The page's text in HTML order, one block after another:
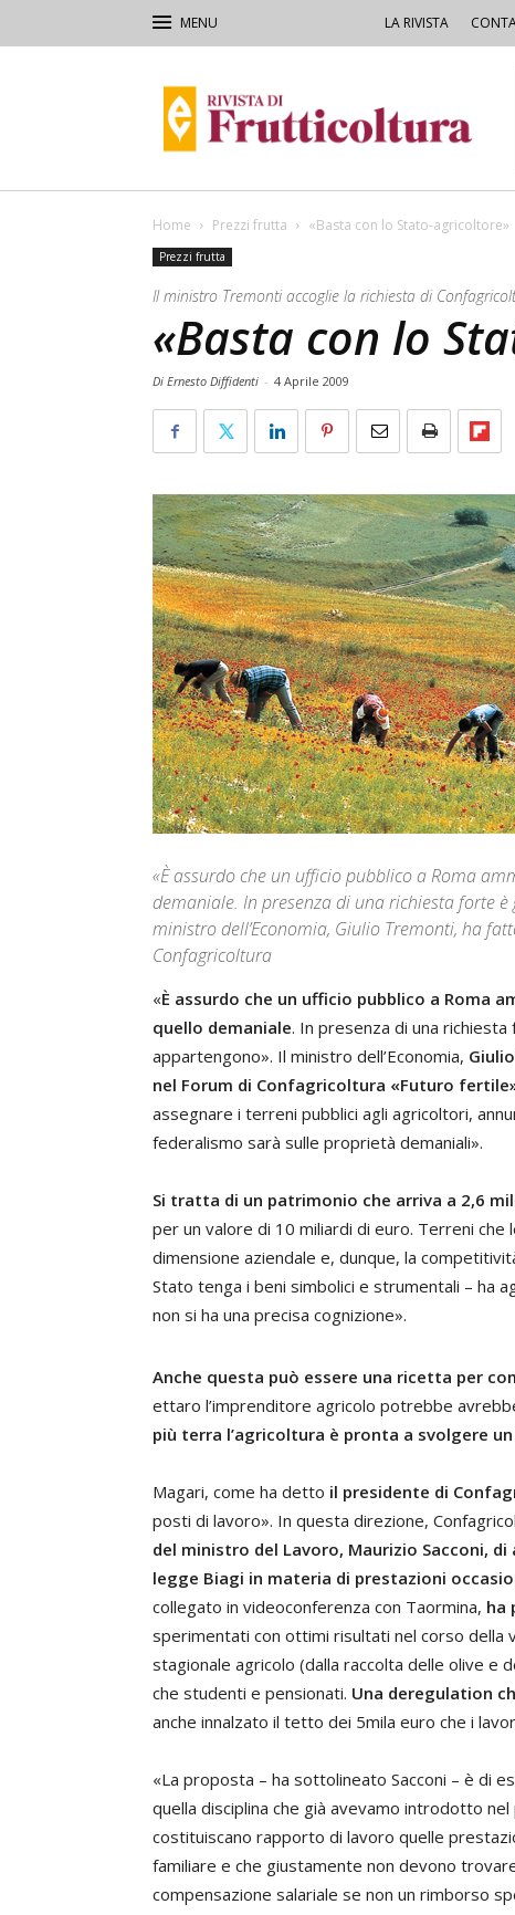
LA RIVISTA
di
Frutticoltura
Home Prezzi frutta «Basta con lo Stato-agricoltore»
Prezzi frutta
Il ministro Tremonti accoglie la richiesta di
«Basta con lo
Di Ernesto Diffidenti - 4 Aprile 2009
«È assurdo che un ufficio pubblico a Roma
demaniale. In presenza di una richiesta forte
ministro dell’Economia, Giulio Tremonti, ha
Confagricoltura
«È assurdo che un ufficio pubblico a
quello demaniale. In presenza di una
appartengono». Il ministro dell’Economia,
nel Forum di Confagricoltura «Futuro
assegnare i terreni pubblici agli agricoltori,
federalismo sarà sulle proprietà demaniali».
Si tratta di un patrimonio che arriva a 2,6
per un valore di 10 miliardi di euro. Terreni
dimensione aziendale e, dunque, la
Stato tenga i beni simbolici e strumentali – ha
non si ha una precisa cognizione».
Anche questa può essere una ricetta per
ettaro l’imprenditore agricolo potrebbe
più terra l’agricoltura è pronta a svolgere
Magari, come ha detto il presidente di
posti di lavoro». In questa direzione,
del ministro del Lavoro, Maurizio Sacconi,
legge Biagi in materia di prestazioni
collegato in videoconferenza con Taormina, ha
sperimentati con ottimi risultati nel corso della
stagionale agricolo (dalla raccolta delle olive
che studenti e pensionati. Una deregulation
anche innalzato il tetto dei 5mila euro che i
«La proposta – ha sottolineato Sacconi – è di
quella disciplina che già avevamo introdotto
costituiscano rapporto di lavoro quelle
familiare e che giustamente non devono
compensazione salariale se non un rimborso